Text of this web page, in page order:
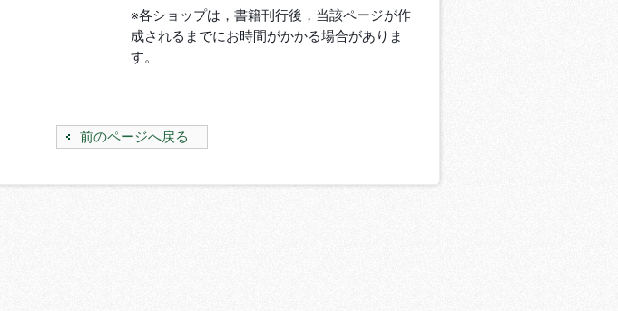
※各ショップは，書籍刊行後，当該ページが作
成されるまでにお時間がかかる場合がありま
す。
前のページへ戻る